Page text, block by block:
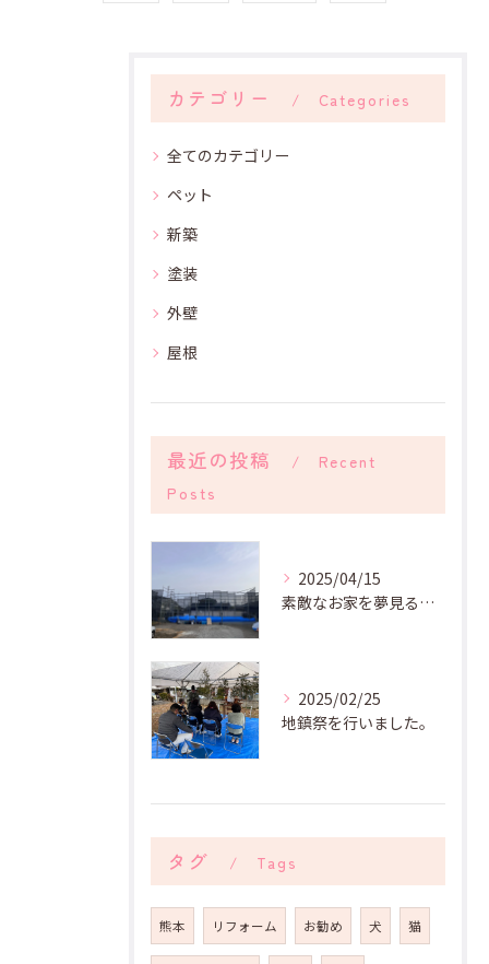
カテゴリー Categories
全てのカテゴリー
ペット
新築
塗装
外壁
屋根
最近の投稿
Recent
Posts
2025/04/15
素敵なお家を夢見る上棟式
2025/02/25
地鎮祭を行いました。
タグ Tags
熊本 リフォーム お勧め 犬 猫